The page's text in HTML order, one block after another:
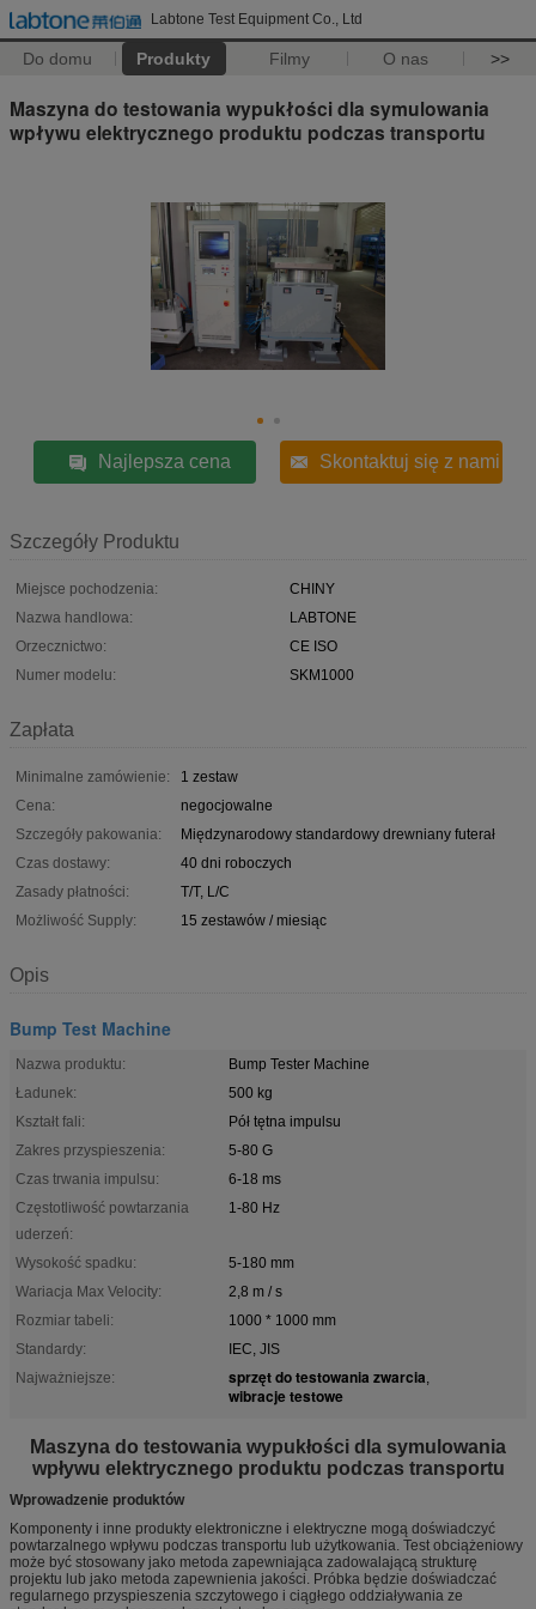
Labtone Test Equipment Co., Ltd
Do domu Produkty Filmy O nas >>
Maszyna do testowania wypukłości dla symulowania
wpływu elektrycznego produktu podczas transportu
Najlepsza cena Skontaktuj się z nami
Szczegóły Produktu
Miejsce pochodzenia:
CHINY
Nazwa handlowa:
LABTONE
Orzecznictwo:
CE ISO
Numer modelu:
SKM1000
Zapłata
Minimalne zamówienie:
1 zestaw
Cena:
negocjowalne
Szczegóły pakowania:
Międzynarodowy standardowy drewniany futerał
Czas dostawy:
40 dni roboczych
Zasady płatności:
T/T, L/C
Możliwość Supply:
15 zestawów / miesiąc
Opis
Bump Test Machine
Nazwa produktu:
Bump Tester Machine
Ładunek:
500 kg
Kształt fali:
Pół tętna impulsu
Zakres przyspieszenia:
5-80 G
Czas trwania impulsu:
6-18 ms
Częstotliwość powtarzania
uderzeń:
1-80 Hz
Wysokość spadku:
5-180 mm
Wariacja Max Velocity:
2,8 m / s
Rozmiar tabeli:
1000 * 1000 mm
Standardy:
IEC, JIS
Najważniejsze:
sprzęt do testowania zwarcia,
wibracje testowe
Maszyna do testowania wypukłości dla symulowania
wpływu elektrycznego produktu podczas transportu
Wprowadzenie produktów
Komponenty i inne produkty elektroniczne i elektryczne mogą doświadczyć
powtarzalnego wpływu podczas transportu lub użytkowania. Test obciążeniowy
może być stosowany jako metoda zapewniająca zadowalającą strukturę
projektu lub jako metoda zapewnienia jakości. Próbka będzie doświadczać
regularnego przyspieszenia szczytowego i ciągłego oddziaływania ze